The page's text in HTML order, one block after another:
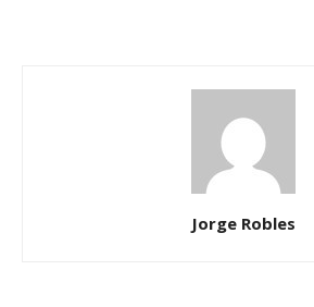
Jorge Robles